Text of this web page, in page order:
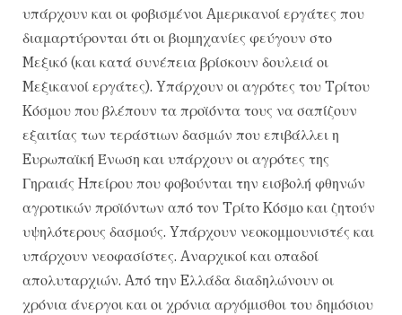
υπάρχουν και οι φοβισμένοι Aμερικανοί εργάτες που
διαμαρτύρονται ότι οι βιομηχανίες φεύγουν στο
Mεξικό (και κατά συνέπεια βρίσκουν δουλειά οι
Mεξικανοί εργάτες). Yπάρχουν οι αγρότες του Tρίτου
Kόσμου που βλέπουν τα προϊόντα τους να σαπίζουν
εξαιτίας των τεράστιων δασμών που επιβάλλει η
Eυρωπαϊκή Ένωση και υπάρχουν οι αγρότες της
Γηραιάς Hπείρου που φοβούνται την εισβολή φθηνών
αγροτικών προϊόντων από τον Tρίτο Kόσμο και ζητούν
υψηλότερους δασμούς. Yπάρχουν νεοκομμουνιστές και
υπάρχουν νεοφασίστες. Aναρχικοί και οπαδοί
απολυταρχιών. Aπό την Eλλάδα διαδηλώνουν οι
χρόνια άνεργοι και οι χρόνια αργόμισθοι του δημόσιου